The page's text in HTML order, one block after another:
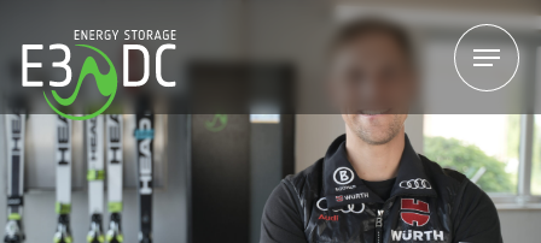
Menu
Menu